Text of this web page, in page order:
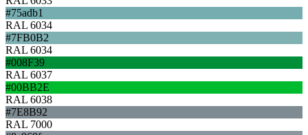
#75adb1
RAL 6034
#7FB0B2
RAL 6034
#008F39
RAL 6037
#00BB2E
RAL 6038
#7E8B92
RAL 7000